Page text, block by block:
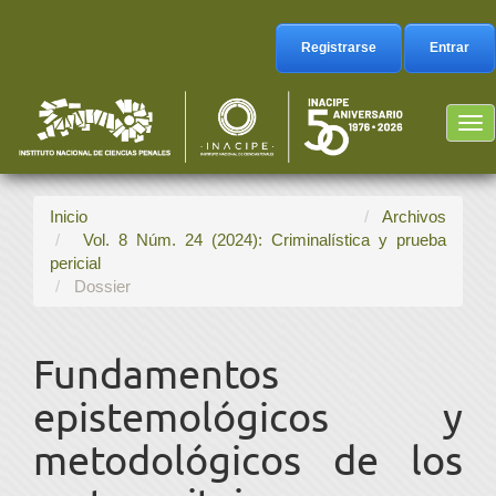
Barra
lateral
Registrarse Entrar
Inicio
Archivos
Vol. 8 Núm. 24 (2024): Criminalística y prueba
pericial
Dossier
Fundamentos
epistemológicos y
metodológicos de los